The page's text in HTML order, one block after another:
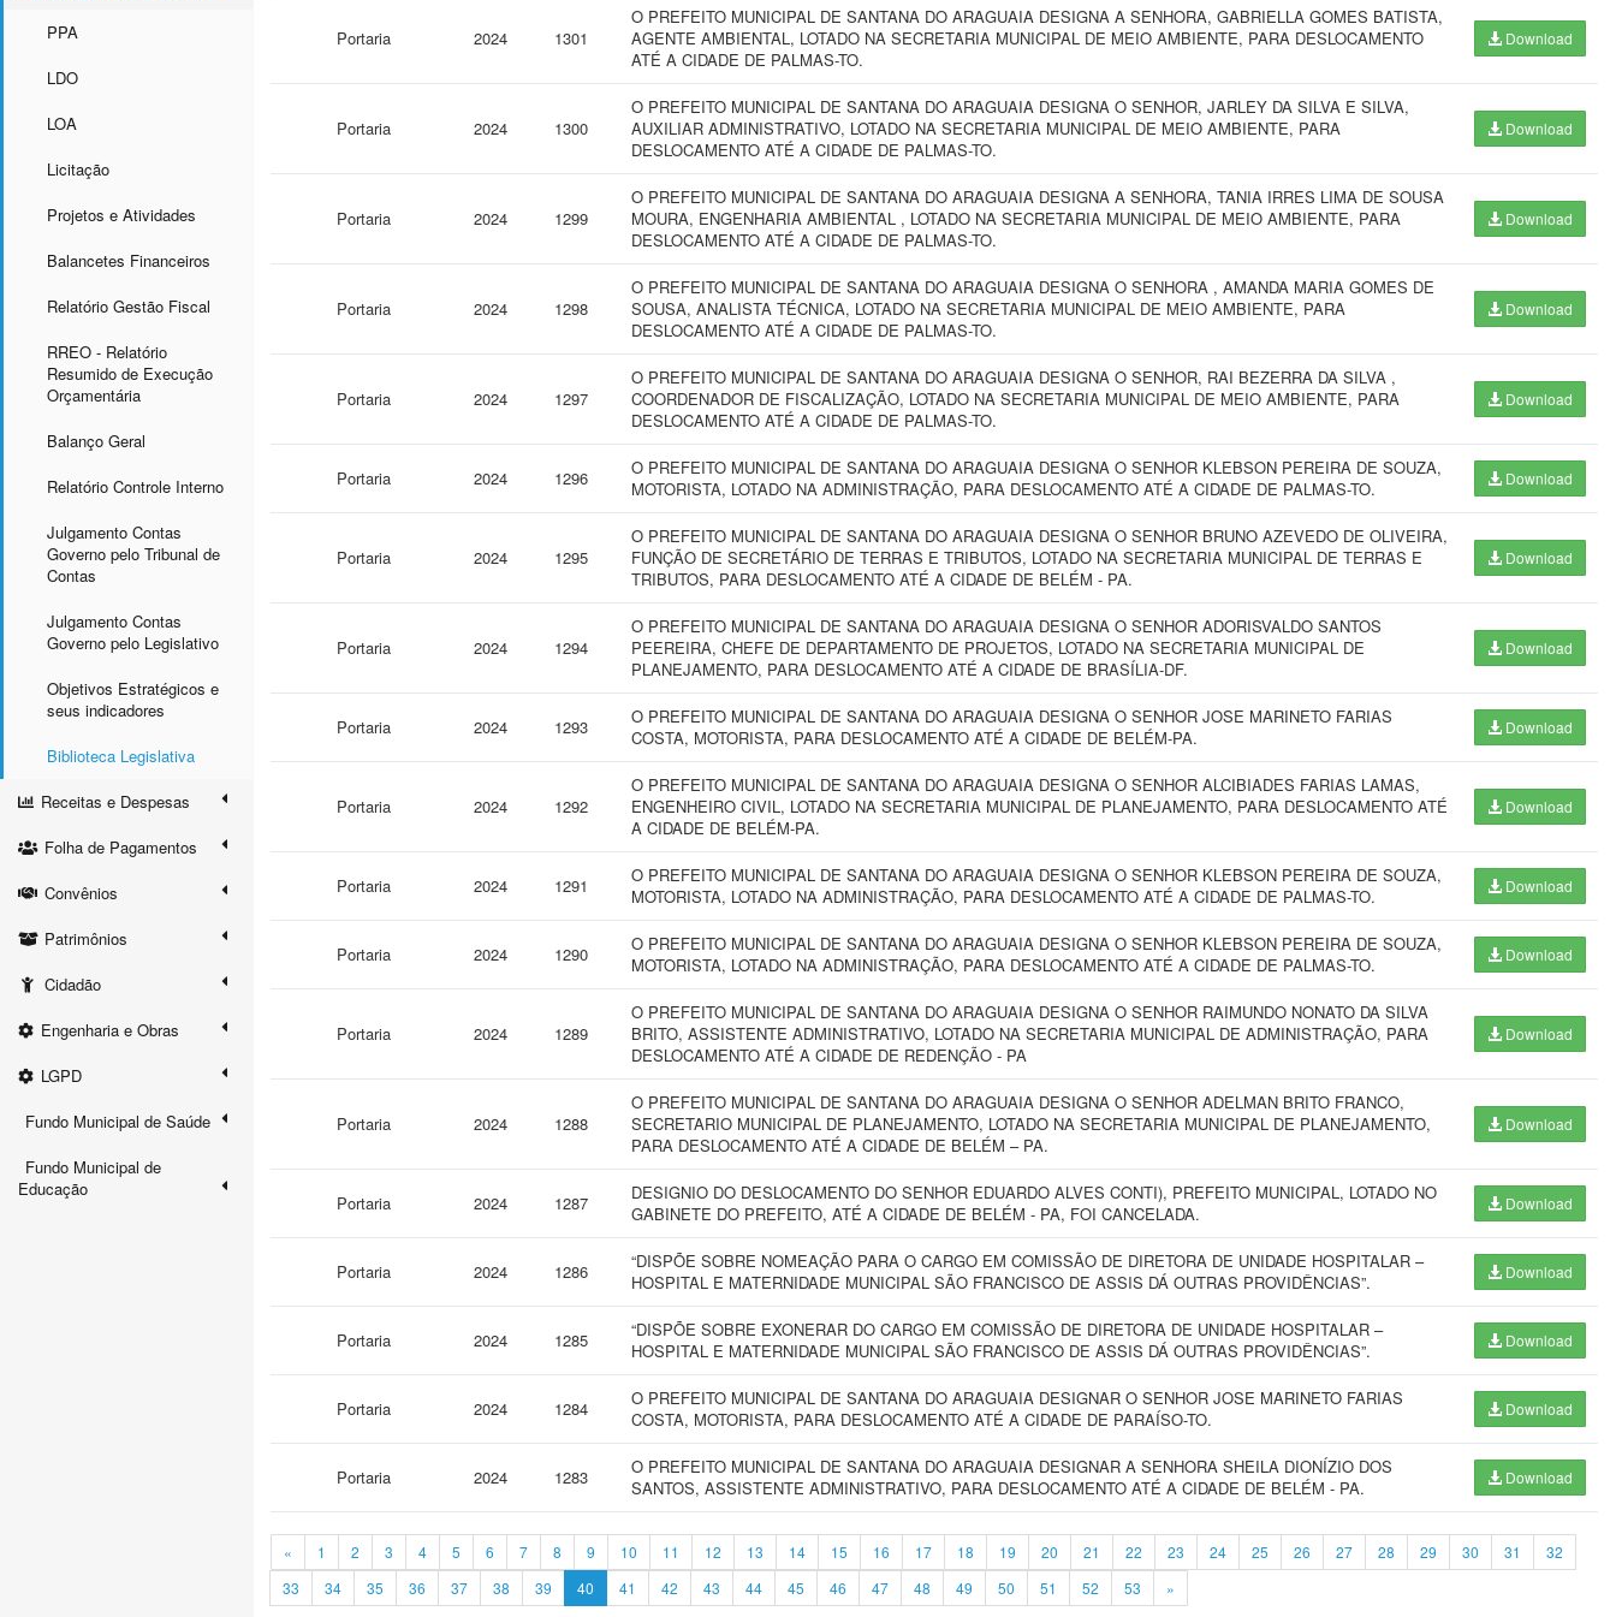
PPA
LDO
LOA
Licitação
Projetos e Atividades
Balancetes Financeiros
Relatório Gestão Fiscal
RREO - Relatório
Resumido de Execução
Orçamentária
Balanço Geral
Relatório Controle Interno
Julgamento Contas
Governo pelo Tribunal de
Contas
Julgamento Contas
Governo pelo Legislativo
Objetivos Estratégicos e
seus indicadores
Biblioteca Legislativa
Receitas e Despesas
Folha de Pagamentos
Convênios
Patrimônios
Cidadão
Engenharia e Obras
LGPD
Fundo Municipal de Saúde
Fundo Municipal de
Educação
Portaria 2024 1301
O PREFEITO MUNICIPAL DE SANTANA DO ARAGUAIA DESIGNA A SENHORA, GABRIELLA GOMES BATISTA,
AGENTE AMBIENTAL, LOTADO NA SECRETARIA MUNICIPAL DE MEIO AMBIENTE, PARA DESLOCAMENTO
ATÉ A CIDADE DE PALMAS-TO.
Download
Portaria 2024 1300
O PREFEITO MUNICIPAL DE SANTANA DO ARAGUAIA DESIGNA O SENHOR, JARLEY DA SILVA E SILVA,
AUXILIAR ADMINISTRATIVO, LOTADO NA SECRETARIA MUNICIPAL DE MEIO AMBIENTE, PARA
DESLOCAMENTO ATÉ A CIDADE DE PALMAS-TO.
Download
Portaria 2024 1299
O PREFEITO MUNICIPAL DE SANTANA DO ARAGUAIA DESIGNA A SENHORA, TANIA IRRES LIMA DE SOUSA
MOURA, ENGENHARIA AMBIENTAL , LOTADO NA SECRETARIA MUNICIPAL DE MEIO AMBIENTE, PARA
DESLOCAMENTO ATÉ A CIDADE DE PALMAS-TO.
Download
Portaria 2024 1298
O PREFEITO MUNICIPAL DE SANTANA DO ARAGUAIA DESIGNA O SENHORA , AMANDA MARIA GOMES DE
SOUSA, ANALISTA TÉCNICA, LOTADO NA SECRETARIA MUNICIPAL DE MEIO AMBIENTE, PARA
DESLOCAMENTO ATÉ A CIDADE DE PALMAS-TO.
Download
Portaria 2024 1297
O PREFEITO MUNICIPAL DE SANTANA DO ARAGUAIA DESIGNA O SENHOR, RAI BEZERRA DA SILVA ,
COORDENADOR DE FISCALIZAÇÃO, LOTADO NA SECRETARIA MUNICIPAL DE MEIO AMBIENTE, PARA
DESLOCAMENTO ATÉ A CIDADE DE PALMAS-TO.
Download
Portaria 2024 1296
O PREFEITO MUNICIPAL DE SANTANA DO ARAGUAIA DESIGNA O SENHOR KLEBSON PEREIRA DE SOUZA,
MOTORISTA, LOTADO NA ADMINISTRAÇÃO, PARA DESLOCAMENTO ATÉ A CIDADE DE PALMAS-TO.
Download
Portaria 2024 1295
O PREFEITO MUNICIPAL DE SANTANA DO ARAGUAIA DESIGNA O SENHOR BRUNO AZEVEDO DE OLIVEIRA,
FUNÇÃO DE SECRETÁRIO DE TERRAS E TRIBUTOS, LOTADO NA SECRETARIA MUNICIPAL DE TERRAS E
TRIBUTOS, PARA DESLOCAMENTO ATÉ A CIDADE DE BELÉM - PA.
Download
Portaria 2024 1294
O PREFEITO MUNICIPAL DE SANTANA DO ARAGUAIA DESIGNA O SENHOR ADORISVALDO SANTOS
PEEREIRA, CHEFE DE DEPARTAMENTO DE PROJETOS, LOTADO NA SECRETARIA MUNICIPAL DE
PLANEJAMENTO, PARA DESLOCAMENTO ATÉ A CIDADE DE BRASÍLIA-DF.
Download
Portaria 2024 1293
O PREFEITO MUNICIPAL DE SANTANA DO ARAGUAIA DESIGNA O SENHOR JOSE MARINETO FARIAS
COSTA, MOTORISTA, PARA DESLOCAMENTO ATÉ A CIDADE DE BELÉM-PA.
Download
Portaria 2024 1292
O PREFEITO MUNICIPAL DE SANTANA DO ARAGUAIA DESIGNA O SENHOR ALCIBIADES FARIAS LAMAS,
ENGENHEIRO CIVIL, LOTADO NA SECRETARIA MUNICIPAL DE PLANEJAMENTO, PARA DESLOCAMENTO ATÉ
A CIDADE DE BELÉM-PA.
Download
Portaria 2024 1291
O PREFEITO MUNICIPAL DE SANTANA DO ARAGUAIA DESIGNA O SENHOR KLEBSON PEREIRA DE SOUZA,
MOTORISTA, LOTADO NA ADMINISTRAÇÃO, PARA DESLOCAMENTO ATÉ A CIDADE DE PALMAS-TO.
Download
Portaria 2024 1290
O PREFEITO MUNICIPAL DE SANTANA DO ARAGUAIA DESIGNA O SENHOR KLEBSON PEREIRA DE SOUZA,
MOTORISTA, LOTADO NA ADMINISTRAÇÃO, PARA DESLOCAMENTO ATÉ A CIDADE DE PALMAS-TO.
Download
Portaria 2024 1289
O PREFEITO MUNICIPAL DE SANTANA DO ARAGUAIA DESIGNA O SENHOR RAIMUNDO NONATO DA SILVA
BRITO, ASSISTENTE ADMINISTRATIVO, LOTADO NA SECRETARIA MUNICIPAL DE ADMINISTRAÇÃO, PARA
DESLOCAMENTO ATÉ A CIDADE DE REDENÇÃO - PA
Download
Portaria 2024 1288
O PREFEITO MUNICIPAL DE SANTANA DO ARAGUAIA DESIGNA O SENHOR ADELMAN BRITO FRANCO,
SECRETARIO MUNICIPAL DE PLANEJAMENTO, LOTADO NA SECRETARIA MUNICIPAL DE PLANEJAMENTO,
PARA DESLOCAMENTO ATÉ A CIDADE DE BELÉM – PA.
Download
Portaria 2024 1287
DESIGNIO DO DESLOCAMENTO DO SENHOR EDUARDO ALVES CONTI), PREFEITO MUNICIPAL, LOTADO NO
GABINETE DO PREFEITO, ATÉ A CIDADE DE BELÉM - PA, FOI CANCELADA.
Download
Portaria 2024 1286
“DISPÕE SOBRE NOMEAÇÃO PARA O CARGO EM COMISSÃO DE DIRETORA DE UNIDADE HOSPITALAR –
HOSPITAL E MATERNIDADE MUNICIPAL SÃO FRANCISCO DE ASSIS DÁ OUTRAS PROVIDÊNCIAS”.
Download
Portaria 2024 1285
“DISPÕE SOBRE EXONERAR DO CARGO EM COMISSÃO DE DIRETORA DE UNIDADE HOSPITALAR –
HOSPITAL E MATERNIDADE MUNICIPAL SÃO FRANCISCO DE ASSIS DÁ OUTRAS PROVIDÊNCIAS”.
Download
Portaria 2024 1284
O PREFEITO MUNICIPAL DE SANTANA DO ARAGUAIA DESIGNAR O SENHOR JOSE MARINETO FARIAS
COSTA, MOTORISTA, PARA DESLOCAMENTO ATÉ A CIDADE DE PARAÍSO-TO.
Download
Portaria 2024 1283
O PREFEITO MUNICIPAL DE SANTANA DO ARAGUAIA DESIGNAR A SENHORA SHEILA DIONÍZIO DOS
SANTOS, ASSISTENTE ADMINISTRATIVO, PARA DESLOCAMENTO ATÉ A CIDADE DE BELÉM - PA.
Download
« 1 2 3 4 5 6 7 8 9 10 11 12 13 14 15 16 17 18 19 20 21 22 23 24 25 26 27 28 29 30 31
32
33
34 35 36 37 38 39 40 41 42 43 44 45 46 47 48 49 50 51 52 53 »